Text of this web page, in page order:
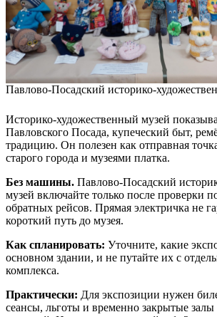
Павлово-Посадский историко-
Историко-художественный музей
Павловского Посада, купеческий быт,
традицию. Он полезен как отправная
старого города и музеями платка.
Без машины. Павлово-Посадский
музей включайте только после проверки
обратных рейсов. Прямая электричка не
короткий путь до музея.
Как спланировать: Уточните, какие
основном здании, и не путайте их с
комплекса.
Практически: Для экспозиции нужен
сеансы, льготы и временно закрытые залы